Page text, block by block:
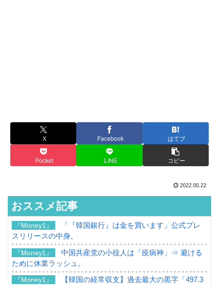
X Facebook はてブ
Pocket LINE コピー
2022.05.22
おススメ記事
『Money1』
「『韓国銀行』は金を買います」公式プレ
スリリースの中身。
『Money1』
中国共産党の小役人は「疫病神」⇒ 避ける
ために休業ラッシュ。
『Money1』
【韓国の経常収支】過去最大の黒字「497.3